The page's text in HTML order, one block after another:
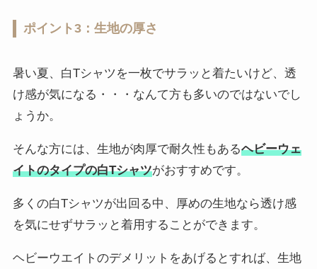
ポイント3：生地の厚さ
暑い夏、白Tシャツを一枚でサラッと着たいけど、透
け感が気になる・・・なんて方も多いのではないでし
ょうか。
そんな方には、生地が肉厚で耐久性もあるヘビーウェ
イトのタイプの白Tシャツがおすすめです。
多くの白Tシャツが出回る中、厚めの生地なら透け感
を気にせずサラッと着用することができます。
ヘビーウエイトのデメリットをあげるとすれば、生地